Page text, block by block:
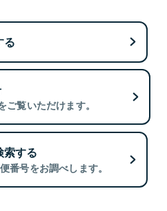
る
覧いただけます。
する
番号をお調べします。